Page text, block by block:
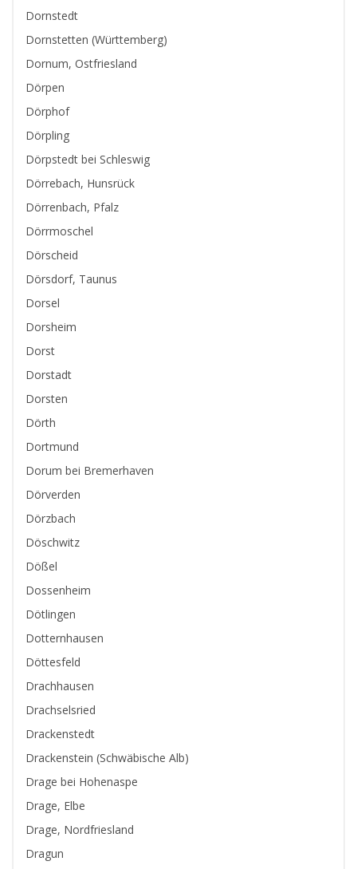
Dornstedt
Dornstetten (Württemberg)
Dornum, Ostfriesland
Dörpen
Dörphof
Dörpling
Dörpstedt bei Schleswig
Dörrebach, Hunsrück
Dörrenbach, Pfalz
Dörrmoschel
Dörscheid
Dörsdorf, Taunus
Dorsel
Dorsheim
Dorst
Dorstadt
Dorsten
Dörth
Dortmund
Dorum bei Bremerhaven
Dörverden
Dörzbach
Döschwitz
Dößel
Dossenheim
Dötlingen
Dotternhausen
Döttesfeld
Drachhausen
Drachselsried
Drackenstedt
Drackenstein (Schwäbische Alb)
Drage bei Hohenaspe
Drage, Elbe
Drage, Nordfriesland
Dragun